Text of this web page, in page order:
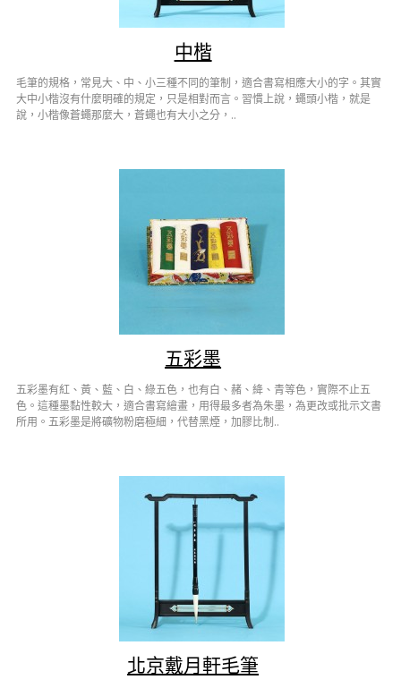
中楷
毛筆的規格，常見大、中、小三種不同的筆制，適合書寫相應大小的字。其實
大中小楷沒有什麼明確的規定，只是相對而言。習慣上說，蠅頭小楷，就是
說，小楷像蒼蠅那麼大，蒼蠅也有大小之分，..
五彩墨
五彩墨有紅、黃、藍、白、綠五色，也有白、赭、絳、青等色，實際不止五
色。這種墨黏性較大，適合書寫繪畫，用得最多者為朱墨，為更改或批示文書
所用。五彩墨是將礦物粉磨極細，代替黑煙，加膠比制..
北京戴月軒毛筆